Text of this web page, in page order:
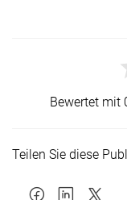
Bewertet mit
Teilen Sie diese